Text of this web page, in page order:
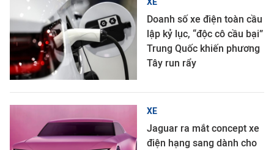
Doanh số xe điện toàn cầu
lập kỷ lục, “độc cô cầu bại”
Trung Quốc khiến phương
Tây run rẩy
XE
Jaguar ra mắt concept xe
điện hạng sang dành cho